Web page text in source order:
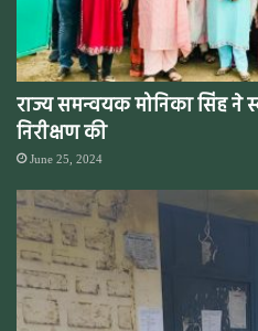
राज्य समन्वयक मोनिका सिंह ने
निरीक्षण की
June 25, 2024